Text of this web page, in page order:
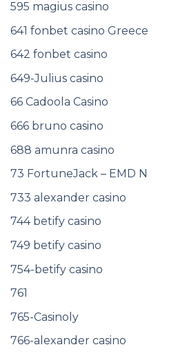
595 magius casino
641 fonbet casino Greece
642 fonbet casino
649-Julius casino
66 Cadoola Casino
666 bruno casino
688 amunra casino
73 FortuneJack – EMD N
733 alexander casino
744 betify casino
749 betify casino
754-betify casino
761
765-Casinoly
766-alexander casino